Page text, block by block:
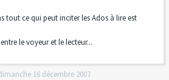
tout ce qui peut inciter les Ados à lire est
le voyeur et le lecteur...
16 décembre 2007